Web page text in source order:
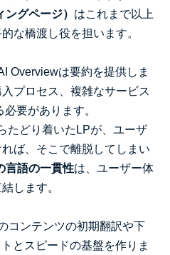
グページ） はこれまで以上
な橋渡し役を担います。
Overviewは要約を提供しま
プロセス、複雑なサービス
要があります。
たどり着いたLPが、ユーザ
ば、そこで離脱してしまい
言語の一貫性は、ユーザー体
します。
コンテンツの初期翻訳や下
とスピードの基盤を作りま